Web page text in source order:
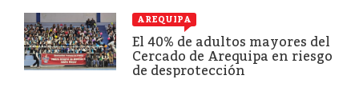
AREQUIPA
El 40% de adultos mayores del
Cercado de Arequipa en riesgo
de desprotección